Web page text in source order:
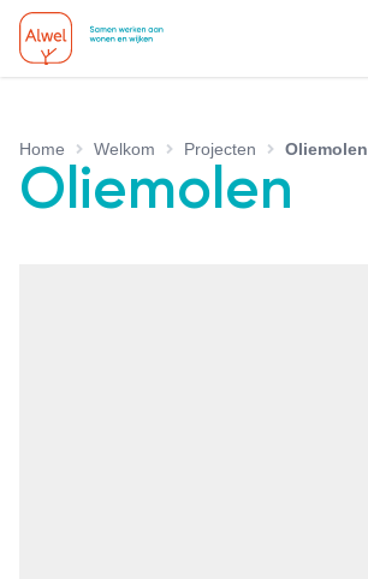
Home Welkom Projecten Oliemolen
Oliemolen